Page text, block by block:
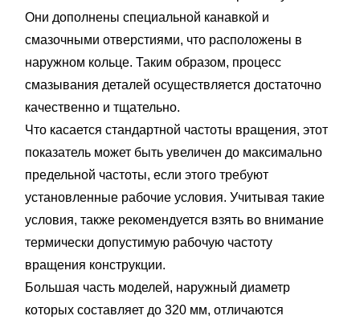
Они дополнены специальной канавкой и
смазочными отверстиями, что расположены в
наружном кольце. Таким образом, процесс
смазывания деталей осуществляется достаточно
качественно и тщательно.
Что касается стандартной частоты вращения, этот
показатель может быть увеличен до максимально
предельной частоты, если этого требуют
установленные рабочие условия. Учитывая такие
условия, также рекомендуется взять во внимание
термически допустимую рабочую частоту
вращения конструкции.
Большая часть моделей, наружный диаметр
которых составляет до 320 мм, отличаются